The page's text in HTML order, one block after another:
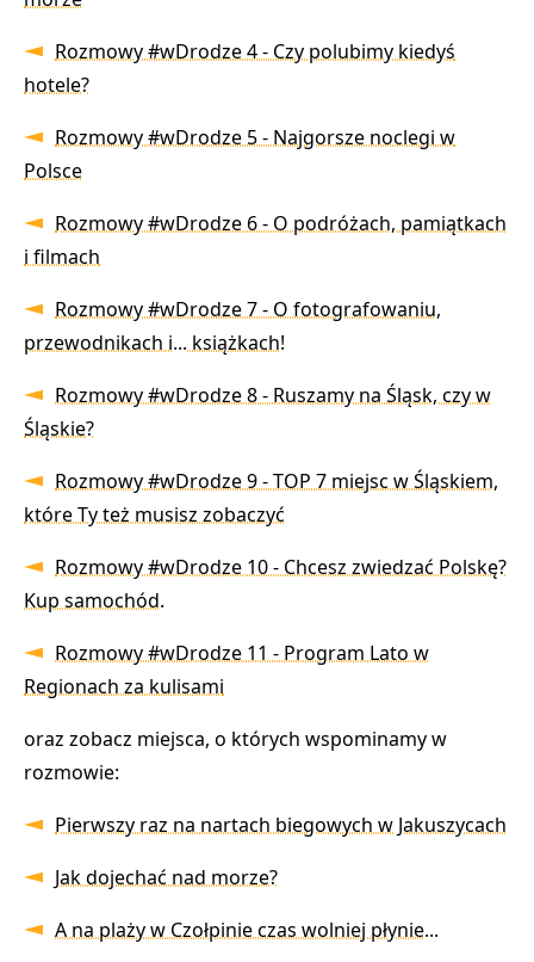
Rozmowy #wDrodze 4 - Czy polubimy kiedyś
hotele?
Rozmowy #wDrodze 5 - Najgorsze noclegi w
Polsce
Rozmowy #wDrodze 6 - O podróżach, pamiątkach
i filmach
Rozmowy #wDrodze 7 - O fotografowaniu,
przewodnikach i... książkach!
Rozmowy #wDrodze 8 - Ruszamy na Śląsk, czy w
Śląskie?
Rozmowy #wDrodze 9 - TOP 7 miejsc w Śląskiem,
które Ty też musisz zobaczyć
Rozmowy #wDrodze 10 - Chcesz zwiedzać Polskę?
Kup samochód.
Rozmowy #wDrodze 11 - Program Lato w
Regionach za kulisami
oraz zobacz miejsca, o których wspominamy w
rozmowie:
Pierwszy raz na nartach biegowych w Jakuszycach
Jak dojechać nad morze?
A na plaży w Czołpinie czas wolniej płynie...